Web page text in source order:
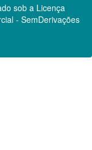
sob a Licença
- SemDerivações